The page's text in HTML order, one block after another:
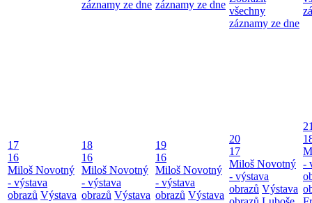
záznamy ze dne záznamy ze dne
všechny
záznamy ze dne
17
16
Miloš Novotný
- výstava
obrazů Výstava
18
16
Miloš Novotný
- výstava
obrazů Výstava
19
16
Miloš Novotný
- výstava
obrazů Výstava
20
17
Miloš Novotný
- výstava
obrazů Výstava
-